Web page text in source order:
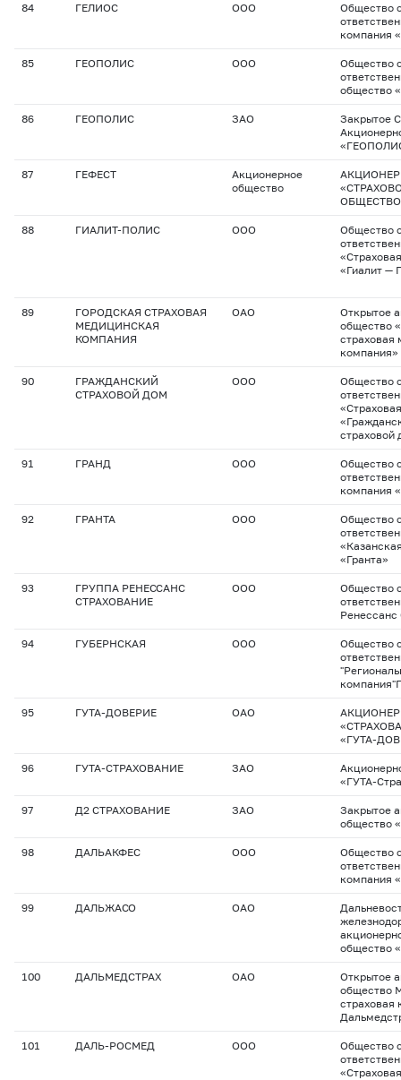
84 ГЕЛИОС ООО
Общество
компания
85 ГЕОПОЛИС ООО
Общество
общество
86 ГЕОПОЛИС ЗАО
Закрытое
87 ГЕФЕСТ
Акционерное
общество
ОБЩЕСТВО
88 ГИАЛИТ-ПОЛИС ООО
Общество
«Гиалит —
89
ГОРОДСКАЯ СТРАХОВАЯ
МЕДИЦИНСКАЯ
КОМПАНИЯ
ОАО
Открытое
общество
страховая
компания»
90
ГРАЖДАНСКИЙ
СТРАХОВОЙ ДОМ
ООО
Общество
страховой
91 ГРАНД ООО
Общество
компания
92 ГРАНТА ООО
Общество
«Гранта»
93
ГРУППА РЕНЕССАНС
СТРАХОВАНИЕ
ООО
Общество
Ренессанс
94 ГУБЕРНСКАЯ ООО
Общество
95 ГУТА-ДОВЕРИЕ ОАО
«ГУТА-
96 ГУТА-СТРАХОВАНИЕ ЗАО
«ГУТА-
97 Д2 СТРАХОВАНИЕ ЗАО
Закрытое
общество
98 ДАЛЬАКФЕС ООО
Общество
компания
99 ДАЛЬЖАСО ОАО
общество
100 ДАЛЬМЕДСТРАХ ОАО
Открытое
общество
страховая
101 ДАЛЬ-РОСМЕД ООО
Общество